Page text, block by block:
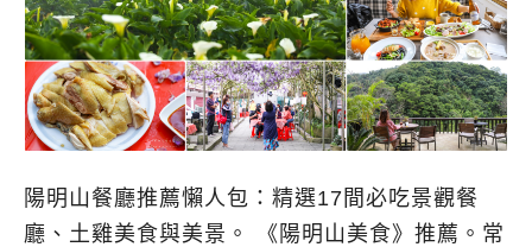
陽明山餐廳推薦懶人包：精選17間必吃景觀餐
廳、土雞美食與美景。 《陽明山美食》推薦。常